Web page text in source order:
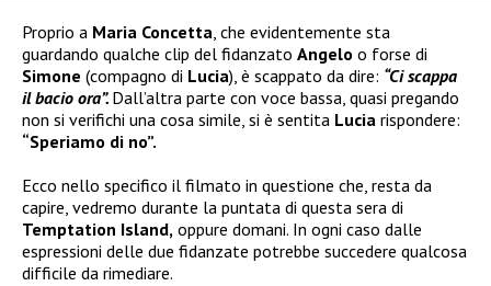
Proprio a Maria Concetta, che evidentemente sta
guardando qualche clip del fidanzato Angelo o forse di
Simone (compagno di Lucia), è scappato da dire: “Ci scappa
il bacio ora”. Dall’altra parte con voce bassa, quasi pregando
non si verifichi una cosa simile, si è sentita Lucia rispondere:
“Speriamo di no”.
Ecco nello specifico il filmato in questione che, resta da
capire, vedremo durante la puntata di questa sera di
Temptation Island, oppure domani. In ogni caso dalle
espressioni delle due fidanzate potrebbe succedere qualcosa
difficile da rimediare.